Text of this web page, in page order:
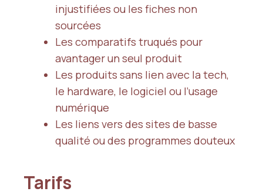
injustifiées ou les fiches non
sourcées
Les comparatifs truqués pour
avantager un seul produit
Les produits sans lien avec la tech,
le hardware, le logiciel ou l’usage
numérique
Les liens vers des sites de basse
qualité ou des programmes douteux
Tarifs